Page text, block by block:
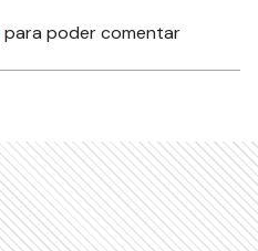
para poder comentar